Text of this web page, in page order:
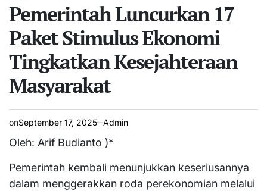
Pemerintah Luncurkan 17
Paket Stimulus Ekonomi
Tingkatkan Kesejahteraan
Masyarakat
onSeptember 17, 2025 Admin
Oleh: Arif Budianto )*
Pemerintah kembali menunjukkan keseriusannya
dalam menggerakkan roda perekonomian melalui